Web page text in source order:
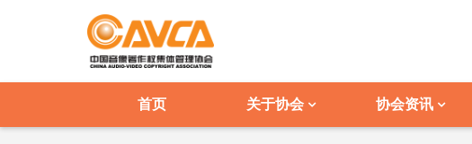
首页 关于协会 协会资讯